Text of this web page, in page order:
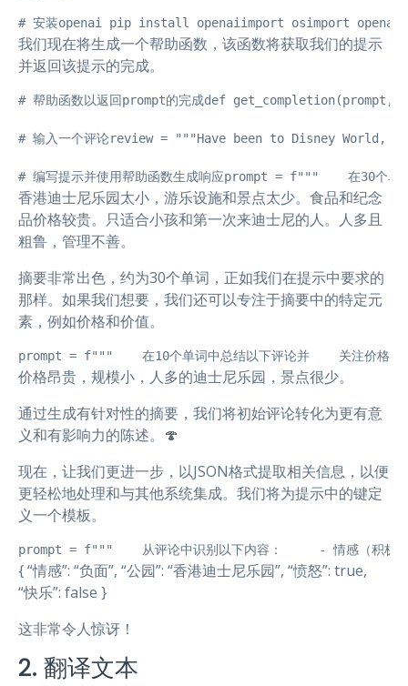
# 安装openai pip install openaiimport osimport openai# 安全
我们现在将生成一个帮助函数，该函数将获取我们的提示
并返回该提示的完成。
# 帮助函数以返回prompt的完成def
# 输入一个评论review = """Have been to Disney
# 编写提示并使用帮助函数生成响应prompt = f"""    在30
香港迪士尼乐园太小，游乐设施和景点太少。食品和纪念
品价格较贵。只适合小孩和第一次来迪士尼的人。人多且
粗鲁，管理不善。
摘要非常出色，约为30个单词，正如我们在提示中要求的
那样。如果我们想要，我们还可以专注于摘要中的特定元
素，例如价格和价值。
prompt = f"""    在10个单词中总结以下评论并    关注价
价格昂贵，规模小，人多的迪士尼乐园，景点很少。
通过生成有针对性的摘要，我们将初始评论转化为更有意
义和有影响力的陈述。🍄
现在，让我们更进一步，以JSON格式提取相关信息，以便
更轻松地处理和与其他系统集成。我们将为提示中的键定
义一个模板。
prompt = f"""    从评论中识别以下内容：     - 情感（积极
{ “情感”: “负面”, “公园”: “香港迪士尼乐园”, “愤怒”: true,
“快乐”: false }
这非常令人惊讶！
2. 翻译文本